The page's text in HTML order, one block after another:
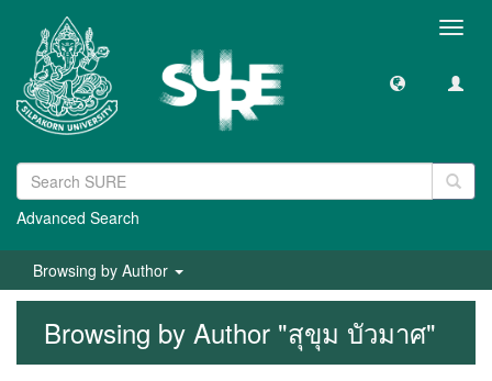
Advanced Search
Browsing by Author
Browsing by Author "สุขุม บัวมาศ"